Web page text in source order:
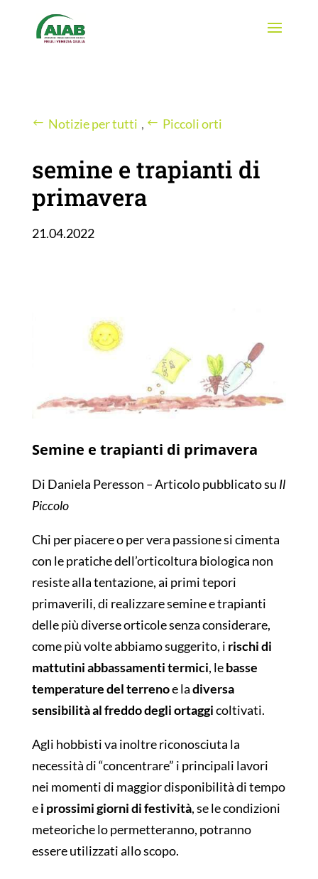
Notizie per tutti , Piccoli orti
semine e trapianti di
primavera
21.04.2022
Semine e trapianti di primavera
Di Daniela Peresson –Articolo pubblicato su Il
Piccolo
Chi per piacere o per vera passione si cimenta
con le pratiche dell’orticoltura biologica non
resiste alla tentazione, ai primi tepori
primaverili, di realizzare semine e trapianti
delle più diverse orticole senza considerare,
come più volte abbiamo suggerito, i rischi di
mattutini abbassamenti termici, lebasse
temperature del terrenoe ladiversa
sensibilità al freddo degli ortaggicoltivati.
Agli hobbisti va inoltre riconosciuta la
necessità di “concentrare” i principali lavori
nei momenti di maggior disponibilità di tempo
ei prossimi giorni di festività, se le condizioni
meteoriche lo permetteranno, potranno
essere utilizzati allo scopo.